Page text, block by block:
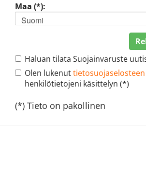
Maa (*):
Suomi
Haluan tilata Suojainvaruste
Olen lukenuttietosuojaselosteen
henkilötietojeni käsittelyn (*)
(*) Tieto on pakollinen